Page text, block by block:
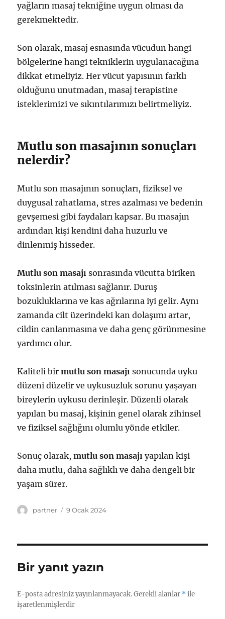
yağların masaj tekniğine uygun olması da
gerekmektedir.
Son olarak, masaj esnasında vücudun hangi
bölgelerine hangi tekniklerin uygulanacağına
dikkat etmeliyiz. Her vücut yapısının farklı
olduğunu unutmadan, masaj terapistine
isteklerimizi ve sıkıntılarımızı belirtmeliyiz.
Mutlu son masajının sonuçları
nelerdir?
Mutlu son masajının sonuçları, fiziksel ve
duygusal rahatlama, stres azalması ve bedenin
gevşemesi gibi faydaları kapsar. Bu masajın
ardından kişi kendini daha huzurlu ve
dinlenmiş hisseder.
Mutlu son masajı sonrasında vücutta biriken
toksinlerin atılması sağlanır. Duruş
bozukluklarına ve kas ağrılarına iyi gelir. Aynı
zamanda cilt üzerindeki kan dolaşımı artar,
cildin canlanmasına ve daha genç görünmesine
yardımcı olur.
Kaliteli birmutlu son masajı sonucunda uyku
düzeni düzelir ve uykusuzluk sorunu yaşayan
bireylerin uykusu derinleşir. Düzenli olarak
yapılan bu masaj, kişinin genel olarak zihinsel
ve fiziksel sağlığını olumlu yönde etkiler.
Sonuç olarak,mutlu son masajı yapılan kişi
daha mutlu, daha sağlıklı ve daha dengeli bir
yaşam sürer.
Yazar
partner
Yayın
9 Ocak 2024
Bir yanıt yazın
E-posta adresiniz yayınlanmayacak. Gerekli alanlar *ile
işaretlenmişlerdir